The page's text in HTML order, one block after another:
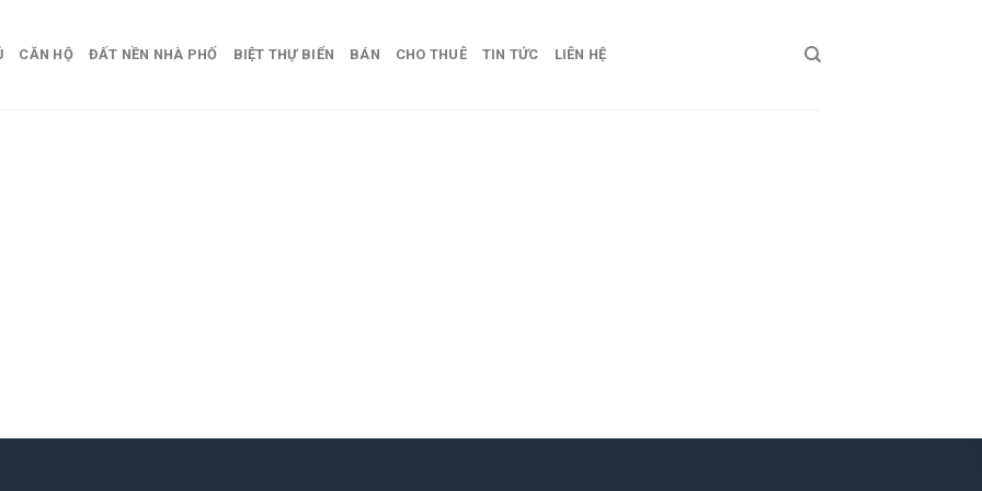
CĂN HỘ ĐẤT NỀN NHÀ PHỐ BIỆT THỰ BIỂN BÁN CHO THUÊ TIN TỨC LIÊN HỆ